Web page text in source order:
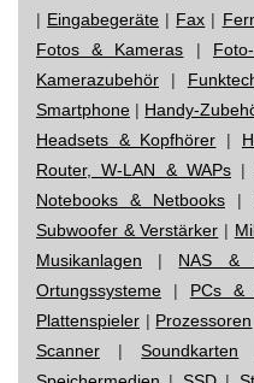
| Eingabegeräte | Fax |
Fotos & Kameras |
Kamerazubehör |
Smartphone | Handy-
Headsets & Kopfhörer |
Router, W-LAN & WAPs |
Notebooks & Netbooks |
Subwoofer & Verstärker |
Musikanlagen | NAS &
Ortungssysteme | PCs &
Plattenspieler | Prozessoren
Scanner |Soundkarten